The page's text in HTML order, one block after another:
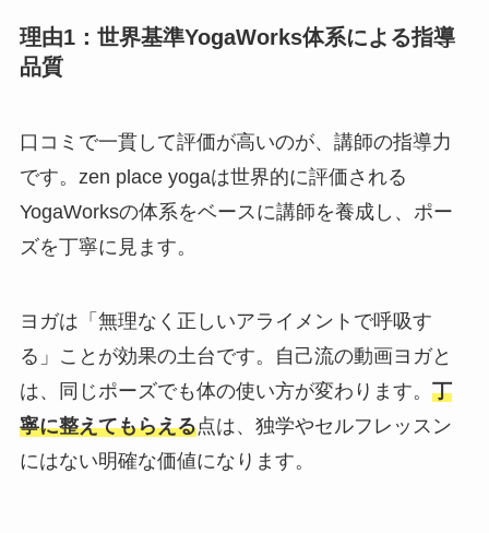
理由1：世界基準YogaWorks体系による指導
品質
口コミで一貫して評価が高いのが、講師の指導力
です。zen place yogaは世界的に評価される
YogaWorksの体系をベースに講師を養成し、ポー
ズを丁寧に見ます。
ヨガは「無理なく正しいアライメントで呼吸す
る」ことが効果の土台です。自己流の動画ヨガと
は、同じポーズでも体の使い方が変わります。 丁
寧に整えてもらえる点は、独学やセルフレッスン
にはない明確な価値になります。